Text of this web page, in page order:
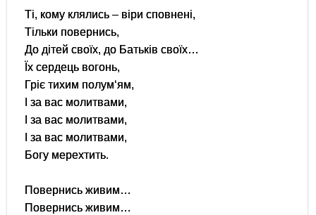
Ті, кому клялись – віри сповнені,
Тільки повернись,
До дітей своїх, до Батьків своїх…
Їх сердець вогонь,
Гріє тихим полум‘ям,
І за вас молитвами,
І за вас молитвами,
І за вас молитвами,
Богу мерехтить.
Повернись живим…
Повернись живим…